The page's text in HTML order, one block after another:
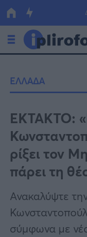
Οικονομία
Πολιτική
Τράπεζες
ΕΣΠΑ
Κόσμος
Lifestyle
Αθλητικά
Υγεία
ΕΛΛΑΔΑ
ΕΚΤΑΚΤΟ:
ρίξει τον
πάρει τη
Ανακαλύψτε
σύμφωνα με νέα